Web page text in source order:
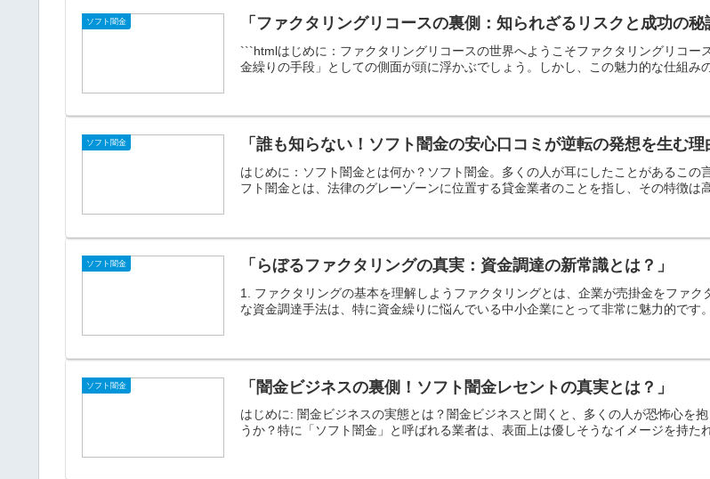
ソフト闇金 「ファクタリングリコースの裏側：知られざるリスクと成功の秘
```htmlはじめに：ファクタリングリコースの世界へようこそファクタリングリコ
金繰りの手段」としての側面が頭に浮かぶでしょう。しかし、この魅力的な仕組み
ソフト闇金 「誰も知らない！ソフト闇金の安心口コミが逆転の発想を生む理
はじめに：ソフト闇金とは何か？ソフト闇金。多くの人が耳にしたことがあるこ
フト闇金とは、法律のグレーゾーンに位置する貸金業者のことを指し、その特徴は
ソフト闇金 「らぼるファクタリングの真実：資金調達の新常識とは？」
1. ファクタリングの基本を理解しようファクタリングとは、企業が売掛金をファ
な資金調達手法は、特に資金繰りに悩んでいる中小企業にとって非常に魅力的です
ソフト闇金 「闇金ビジネスの裏側！ソフト闇金レセントの真実とは？」
はじめに: 闇金ビジネスの実態とは？闇金ビジネスと聞くと、多くの人が恐怖心を
うか？特に「ソフト闇金」と呼ばれる業者は、表面上は優しそうなイメージを持た